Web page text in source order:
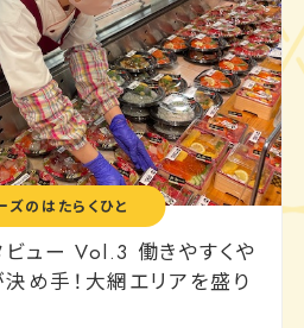
ズのはたらくひと
ュー Vol.3 働きやすくや
め手！大網エリアを盛り